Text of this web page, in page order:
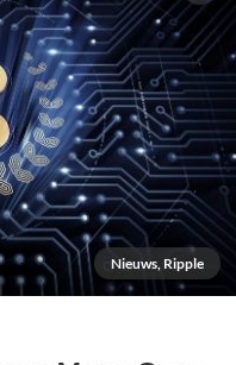
Nieuws, Ripple